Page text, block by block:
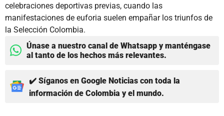
celebraciones deportivas previas, cuando las
manifestaciones de euforia suelen empañar los triunfos de
la Selección Colombia.
Únase a nuestro canal de Whatsapp y manténgase
al tanto de los hechos más relevantes.
✔️ Síganos en Google Noticias con toda la
información de Colombia y el mundo.